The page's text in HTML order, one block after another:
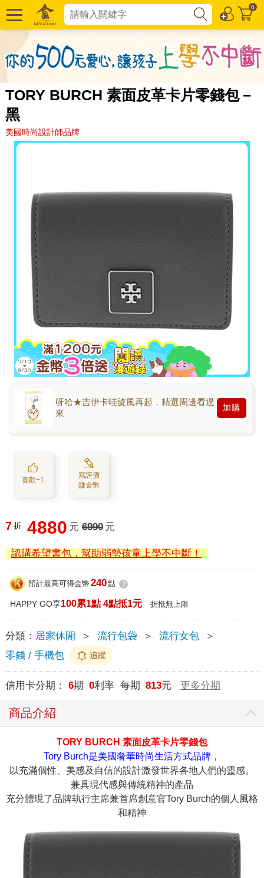
0
TORY BURCH 素面皮革卡片零錢包－
黑
美國時尚設計師品牌
呀哈★吉伊卡哇旋風再起，精選周邊看過
來
加購
喜歡+1
寫評價
賺金幣
7 折 4880 元 6990 元
認購希望書包，幫助弱勢孩童上學不中斷！
預計最高可得金幣 240點 ?
HAPPY GO享100累1點 4點抵1元 折抵無上限
分類： 居家休閒 ＞ 流行包袋 ＞ 流行女包
＞
零錢 / 手機包
追蹤
信用卡分期： 6期 0利率 每期 813元 更多分期
商品介紹
TORY BURCH 素面皮革卡片零錢包
Tory Burch是美國奢華時尚生活方式品牌，
以充滿個性、美感及自信的設計激發世界各地人們的靈感。
兼具現代感與傳統精神的產品
充分體現了品牌執行主席兼首席創意官Tory Burch的個人風格
和精神